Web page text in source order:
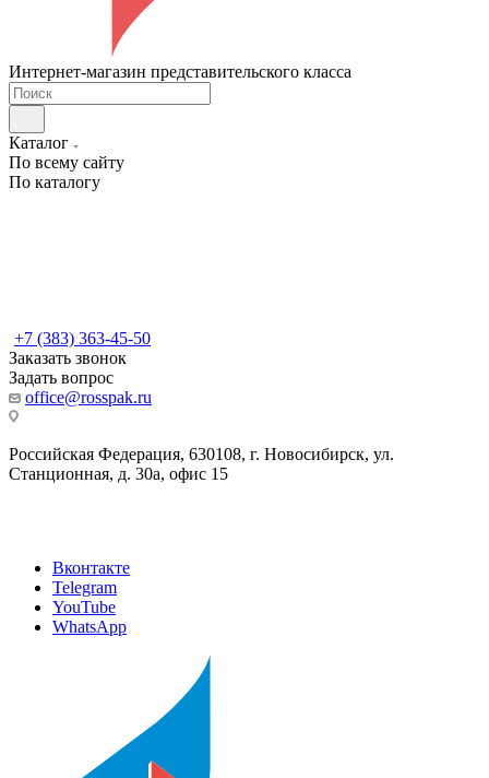
Интернет-магазин представительского класса
Каталог
По всему сайту
По каталогу
+7 (383) 363-45-50
Заказать звонок
Задать вопрос
office@rosspak.ru
Российская Федерация, 630108, г. Новосибирск, ул.
Станционная, д. 30а, офис 15
Вконтакте
Telegram
YouTube
WhatsApp